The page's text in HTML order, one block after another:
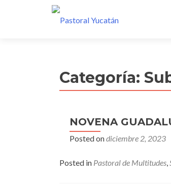
Categoría:
NOVENA
Posted ondiciembre 2, 2023
Posted in Pastoral de Multitudes,